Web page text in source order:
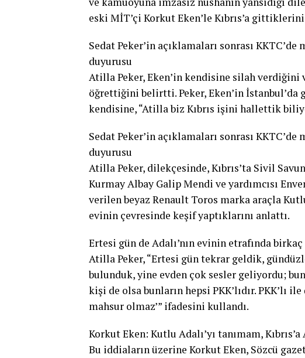
eski MİT’çi Korkut Eken’le Kıbrıs’a
Sedat Peker’in açıklamaları sonrası
duyurusu
Atilla Peker, Eken’in kendisine silah verdiğini
öğrettiğini belirtti. Peker, Eken’in İstanbul’da
kendisine, “Atilla biz Kıbrıs işini hallettik
Sedat Peker’in açıklamaları sonrası
duyurusu
Atilla Peker, dilekçesinde, Kıbrıs’ta Sivil
Kurmay Albay Galip Mendi ve yardımcısı
verilen beyaz Renault Toros marka araçla
evinin çevresinde keşif yaptıklarını anlattı.
Ertesi gün de Adalı’nın evinin etrafında
Atilla Peker, “Ertesi gün tekrar geldik,
bulunduk, yine evden çok sesler geliyordu;
kişi de olsa bunların hepsi PKK’lıdır. PKK’lı
mahsur olmaz’” ifadesini kullandı.
Korkut Eken: Kutlu Adalı’yı tanımam,
Bu iddiaların üzerine Korkut Eken, Sözcü